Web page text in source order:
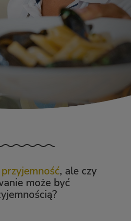
przyjemność, ale czy
może być